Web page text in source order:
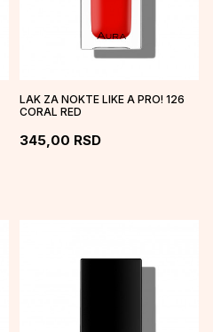
LAK ZA NOKTE LIKE A PRO! 126
CORAL RED
345,00 RSD